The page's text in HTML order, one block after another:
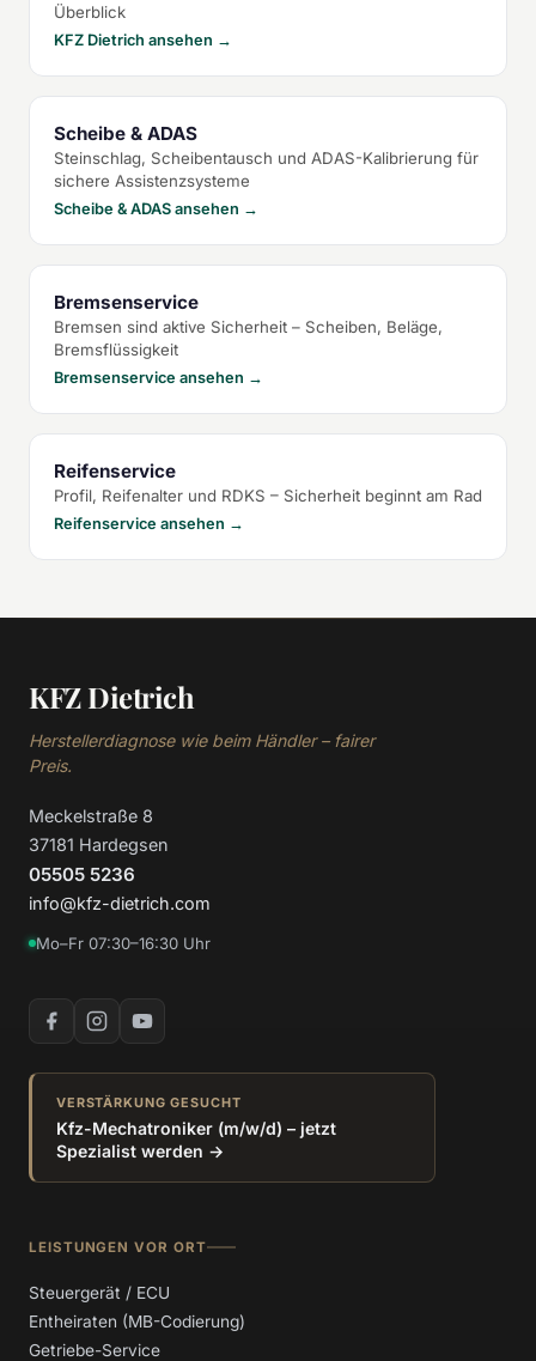
Überblick
KFZ Dietrich ansehen →
Scheibe & ADAS
Steinschlag, Scheibentausch und ADAS-Kalibrierung für
sichere Assistenzsysteme
Scheibe & ADAS ansehen →
Bremsenservice
Bremsen sind aktive Sicherheit – Scheiben, Beläge,
Bremsflüssigkeit
Bremsenservice ansehen →
Reifenservice
Profil, Reifenalter und RDKS – Sicherheit beginnt am Rad
Reifenservice ansehen →
KFZ Dietrich
Herstellerdiagnose wie beim Händler – fairer
Preis.
Meckelstraße 8
37181 Hardegsen
05505 5236
info@kfz-dietrich.com
Mo–Fr 07:30–16:30 Uhr
VERSTÄRKUNG GESUCHT
Kfz-Mechatroniker (m/w/d) – jetzt
Spezialist werden →
LEISTUNGEN VOR ORT
Steuergerät / ECU
Entheiraten (MB-Codierung)
Getriebe-Service